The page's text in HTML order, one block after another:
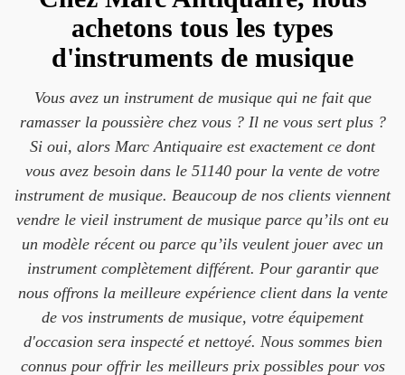
achetons tous les types
d'instruments de musique
Vous avez un instrument de musique qui ne fait que
ramasser la poussière chez vous ? Il ne vous sert plus ?
Si oui, alors Marc Antiquaire est exactement ce dont
vous avez besoin dans le 51140 pour la vente de votre
instrument de musique. Beaucoup de nos clients viennent
vendre le vieil instrument de musique parce qu’ils ont eu
un modèle récent ou parce qu’ils veulent jouer avec un
instrument complètement différent. Pour garantir que
nous offrons la meilleure expérience client dans la vente
de vos instruments de musique, votre équipement
d'occasion sera inspecté et nettoyé. Nous sommes bien
connus pour offrir les meilleurs prix possibles pour vos